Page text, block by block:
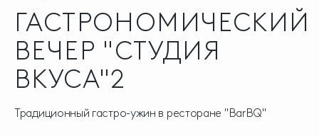
ГАСТРОНОМИЧЕСКИЙ
ВЕЧЕР "СТУДИЯ
ВКУСА"2
Традиционный гастро-ужин в ресторане "BarBQ"